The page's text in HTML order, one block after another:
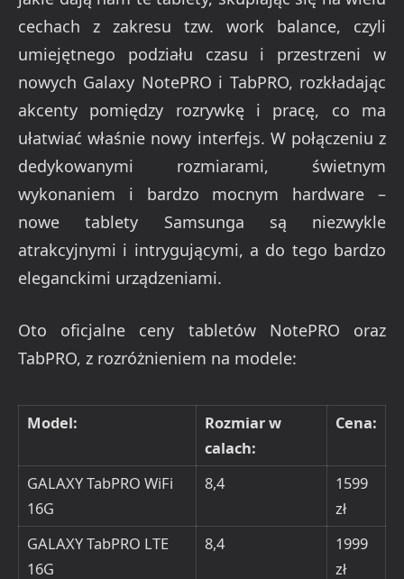
cechach z zakresu tzw. work balance, czyli
umiejętnego podziału czasu i przestrzeni w
nowych Galaxy NotePRO i TabPRO, rozkładając
akcenty pomiędzy rozrywkę i pracę, co ma
ułatwiać właśnie nowy interfejs. W połączeniu z
dedykowanymi rozmiarami, świetnym
wykonaniem i bardzo mocnym hardware –
nowe tablety Samsunga są niezwykle
atrakcyjnymi i intrygującymi, a do tego bardzo
eleganckimi urządzeniami.
Oto oficjalne ceny tabletów NotePRO oraz
TabPRO, z rozróżnieniem na modele:
Model:
Rozmiar w
calach:
Cena:
GALAXY TabPRO WiFi
16G
8,4
1599
zł
GALAXY TabPRO LTE
16G
8,4
1999
zł